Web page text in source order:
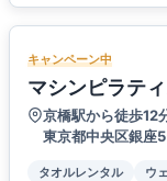
キャンペーン中
マシンピラテ
京橋駅から徒歩12
東京都中央区銀座
タオルレンタル ウ